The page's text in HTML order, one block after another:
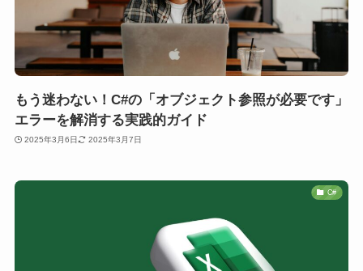
もう迷わない！C#の「オブジェクト参照が必要です」
エラーを解消する実践的ガイド
2025年3月6日 2025年3月7日
C#